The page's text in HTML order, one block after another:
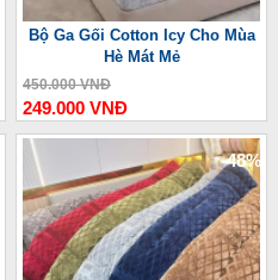
Bộ Ga Gối Cotton Icy Cho Mùa
Hè Mát Mẻ
450.000 VNĐ
249.000 VNĐ
-48%